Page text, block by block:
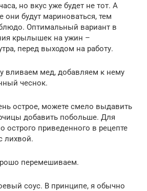
но вкус уже будет не тот. А
будут мариноваться, тем
Оптимальный вариант в
крылышек на ужин –
перед выходом на работу.
вливаем мед, добавляем к нему
чеснок.
острое, можете смело выдавить
добавить побольше. Для
острого приведенного в рецепте
лихвой.
перемешиваем.
соус. В принципе, я обычно